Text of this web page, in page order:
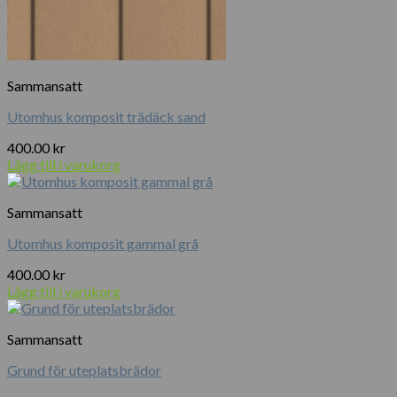
Sammansatt
Utomhus komposit trädäck sand
400.00 kr
Lägg till i varukorg
Sammansatt
Utomhus komposit gammal grå
400.00 kr
Lägg till i varukorg
Sammansatt
Grund för uteplatsbrädor